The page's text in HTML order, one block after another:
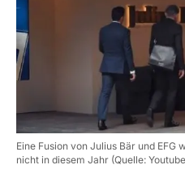
Eine Fusion von Julius Bär und
nicht in diesem Jahr (Quelle: